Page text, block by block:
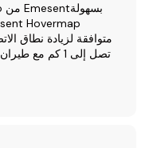
تصل إلى 1 كم